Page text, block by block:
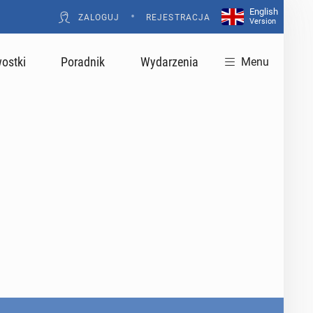
ZALOGUJ • REJESTRACJA
English
Version
Poradnik Wydarzenia Menu